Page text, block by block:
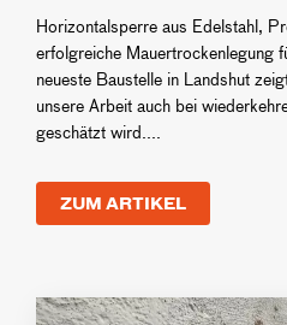
Horizontalsperre aus Edelstahl,
erfolgreiche Mauertrockenlegung
neueste Baustelle in Landshut
unsere Arbeit auch bei
geschätzt wird....
ZUM ARTIKEL